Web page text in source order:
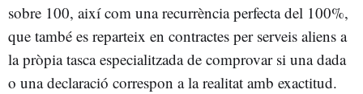
sobre 100, així com una recurrència perfecta del 100%,
que també es reparteix en contractes per serveis aliens a
la pròpia tasca especialitzada de comprovar si una dada
o una declaració correspon a la realitat amb exactitud.